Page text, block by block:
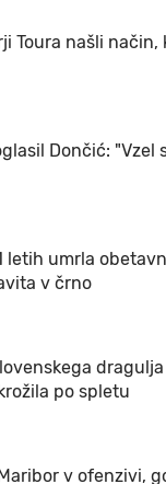
Toura našli način,
Dončić: "Vzel
letih umrla
v črno
po spletu
v ofenzivi,